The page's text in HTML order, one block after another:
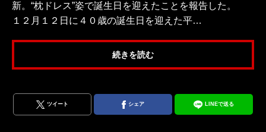
新。“枕ドレス”姿で誕生日を迎えたことを報告した。
１２月１２日に４０歳の誕生日を迎えた平…
続きを読む
ツイート シェア LINEで送る